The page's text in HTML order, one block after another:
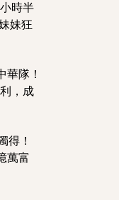
時半
妹狂
華隊！
，成
得！
萬富